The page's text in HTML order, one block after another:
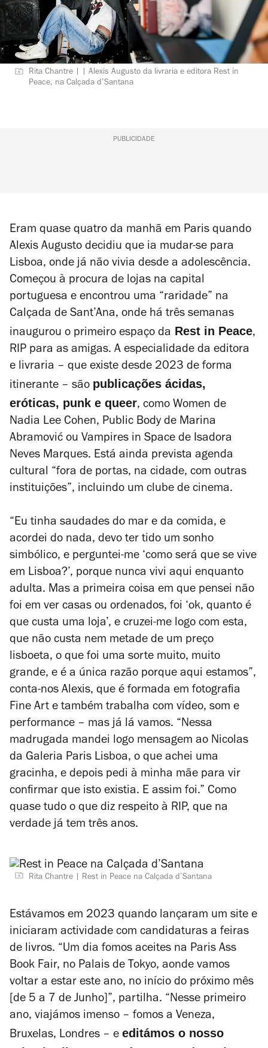
Rita Chantre | | Alexis Augusto da livraria e editora Rest in
Peace, na Calçada d’Santana
PUBLICIDADE
Eram quase quatro da manhã em Paris quando
Alexis Augusto decidiu que ia mudar-se para
Lisboa, onde já não vivia desde a adolescência.
Começou à procura de lojas na capital
portuguesa e encontrou uma “raridade” na
Calçada de Sant’Ana, onde há três semanas
inaugurou o primeiro espaço da Rest in Peace,
RIP para as amigas. A especialidade da editora
e livraria – que existe desde 2023 de forma
itinerante – são publicações ácidas,
eróticas, punk e queer, como Women de
Nadia Lee Cohen, Public Bodyde Marina
Abramović ou Vampires in Space de Isadora
Neves Marques. Está ainda prevista agenda
cultural “fora de portas, na cidade, com outras
instituições”, incluindo um clube de cinema.
“Eu tinha saudades do mar e da comida, e
acordei do nada, devo ter tido um sonho
simbólico, e perguntei-me ‘como será que se vive
em Lisboa?’, porque nunca vivi aqui enquanto
adulta. Mas a primeira coisa em que pensei não
foi em ver casas ou ordenados, foi ‘ok, quanto é
que custa uma loja’, e cruzei-me logo com esta,
que não custa nem metade de um preço
lisboeta, o que foi uma sorte muito, muito
grande, e é a única razão porque aqui estamos”,
conta-nos Alexis, que é formada em fotografia
Fine Art e também trabalha com vídeo, som e
performance – mas já lá vamos. “Nessa
madrugada mandei logo mensagem ao Nicolas
da Galeria Paris Lisboa, o que achei uma
gracinha, e depois pedi à minha mãe para vir
confirmar que isto existia. E assim foi.” Como
quase tudo o que diz respeito à RIP, que na
verdade já tem três anos.
Rita Chantre Rest in Peace na Calçada d’Santana
Estávamos em 2023 quando lançaram um site e
iniciaram actividade com candidaturas a feiras
de livros. “Um dia fomos aceites na Paris Ass
Book Fair, no Palais de Tokyo, aonde vamos
voltar a estar este ano, no início do próximo mês
[de 5 a 7 de Junho]”, partilha. “Nesse primeiro
ano, viajámos imenso – fomos a Veneza,
Bruxelas, Londres – e editámos o nosso